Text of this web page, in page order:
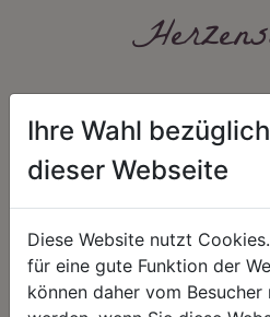
HARMONIE
Unser Sortiment steht für ein
positives Lebensgefühl. Wir
Ihre Wahl
dieser Webseite
Diese Website nutzt
für eine gute Funktion der
können daher vom